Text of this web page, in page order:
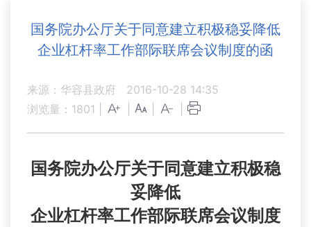
国务院办公厅关于同意建立积极稳妥降低
企业杠杆率工作部际联席会议制度的函
来源：华容县政府
2016-10-28 14:35
浏览量： 1801
国务院办公厅关于同意建立积极稳
妥降低
企业杠杆率工作部际联席会议制度